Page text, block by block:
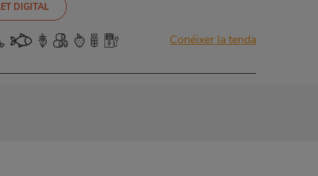
DIGITAL
Conéixer la tenda